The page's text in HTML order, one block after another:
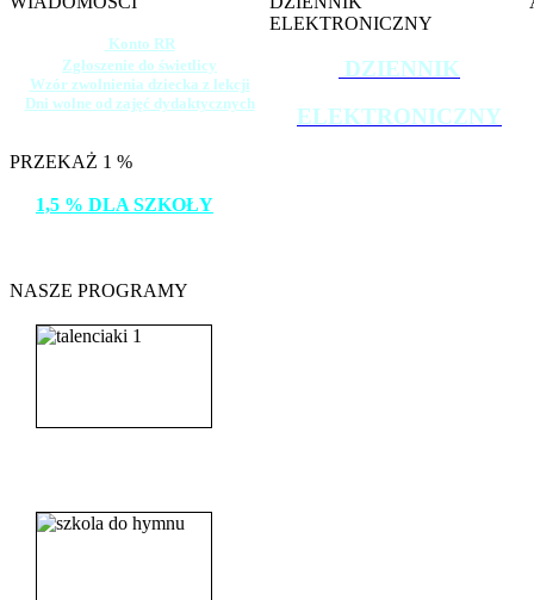
Konto RR
Zgłoszenie do świetlicy
Wzór zwolnienia dziecka z lekcji
Dni wolne od zajęć dydaktycznych
ELEKTRONICZNY
DZIENNIK
ELEKTRONICZNY
PRZEKAŻ 1 %
1,5 % DLA SZKOŁY
NASZE PROGRAMY